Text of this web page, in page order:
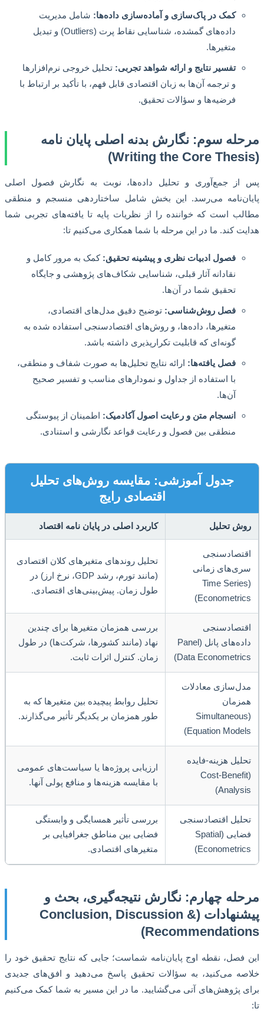
کمک در پاک‌سازی و آماده‌سازی داده‌ها:شامل مدیریت
داده‌های گمشده، شناسایی نقاط پرت (Outliers) و تبدیل
متغیرها.
تفسیر نتایج و ارائه شواهد تجربی:تحلیل خروجی نرم‌افزارها
و ترجمه آن‌ها به زبان اقتصادی قابل فهم، با تأکید بر ارتباط با
فرضیه‌ها و سؤالات تحقیق.
سوم: نگارش بدنه اصلی پایان نامه
جمع‌آوری و تحلیل داده‌ها، نوبت به نگارش فصول اصلی
می‌رسد. این بخش شامل ساختاردهی منسجم و منطقی
است که خواننده را از نظریات پایه تا یافته‌های تجربی شما
کند. ما در این مرحله با شما همکاری می‌کنیم تا:
فصول ادبیات نظری و پیشینه تحقیق:کمک به مرور کامل و
نقادانه آثار قبلی، شناسایی شکاف‌های پژوهشی و جایگاه
تحقیق شما در آن‌ها.
فصل روش‌شناسی:توضیح دقیق مدل‌های اقتصادی،
متغیرها، داده‌ها، و روش‌های اقتصادسنجی استفاده شده به
گونه‌ای که قابلیت تکرارپذیری داشته باشد.
فصل یافته‌ها:ارائه نتایج تحلیل‌ها به صورت شفاف و منطقی،
با استفاده از جداول و نمودارهای مناسب و تفسیر صحیح
انسجام متن و رعایت اصول آکادمیک:اطمینان از پیوستگی
منطقی بین فصول و رعایت قواعد نگارشی و استنادی.
جدول آموزشی: مقایسه روش‌های تحلیل
اقتصادی رایج
تحلیل کاربرد اصلی در پایان نامه اقتصاد
زمانی
(Time
تحلیل روندهای متغیرهای کلان اقتصادی
(مانند تورم، رشد GDP، نرخ ارز) در
طول زمان. پیش‌بینی‌های اقتصادی.
داده‌های پانل (Panel
Data
بررسی همزمان متغیرها برای چندین
نهاد (مانند کشورها، شرکت‌ها) در طول
زمان. کنترل اثرات ثابت.
معادلات
Equation
تحلیل روابط پیچیده بین متغیرها که به
طور همزمان بر یکدیگر تأثیر می‌گذارند.
هزینه-فایده
(Cost-
ارزیابی پروژه‌ها یا سیاست‌های عمومی
با مقایسه هزینه‌ها و منافع پولی آنها.
اقتصادسنجی
فضایی (Spatial
بررسی تأثیر همسایگی و وابستگی
فضایی بین مناطق جغرافیایی بر
متغیرهای اقتصادی.
چهارم: نگارش نتیجه‌گیری، بحث و
پیشنهادات (Conclusion, Discussion &
فصل، نقطه اوج پایان‌نامه شماست؛ جایی که نتایج تحقیق خود را
می‌کنید، به سؤالات تحقیق پاسخ می‌دهید و افق‌های جدیدی
پژوهش‌های آتی می‌گشایید. ما در این مسیر به شما کمک می‌کنیم